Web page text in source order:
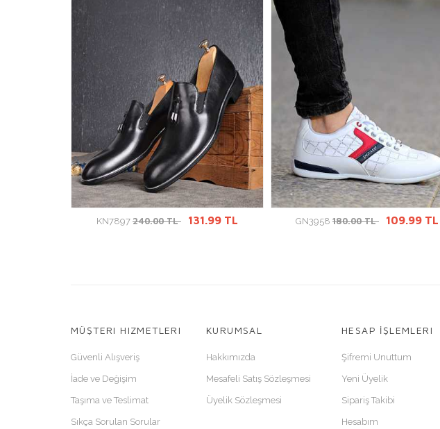
ÜRÜN DETAYINA GİT
KN7897 240.00 TL 131.99 TL ÜRÜN DETAYINA GİT
GN3958 180.00 TL 109.99 TL
MÜŞTERI HIZMETLERI
Güvenli Alışveriş
İade ve Değişim
Taşıma ve Teslimat
Sıkça Sorulan Sorular
KURUMSAL
Hakkımızda
Mesafeli Satış Sözleşmesi
Üyelik Sözleşmesi
HESAP İŞLEMLERI
Şifremi Unuttum
Yeni Üyelik
Sipariş Takibi
Hesabım